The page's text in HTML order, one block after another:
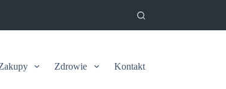
Zdrowie Kontakt